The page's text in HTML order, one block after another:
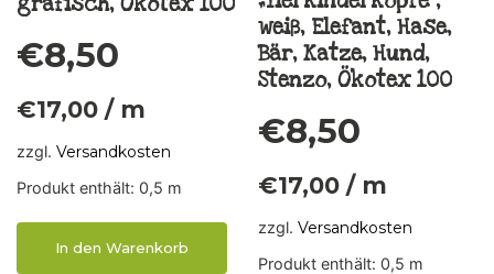
€8,50
€17,00 / m
zzgl. Versandkosten
Produkt enthält: 0,5 m
In den Warenkorb
weiß, Elefant, Hase,
Bär, Katze, Hund,
Stenzo, Ökotex 100
€8,50
€17,00 / m
zzgl. Versandkosten
Produkt enthält: 0,5 m